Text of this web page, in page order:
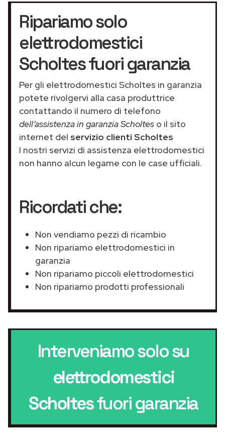
Ripariamo solo
elettrodomestici
Scholtes fuori garanzia
Per gli elettrodomestici Scholtes in garanzia
potete rivolgervi alla casa produttrice
contattando il numero di telefono
dell’assistenza in garanzia Scholtes o il sito
internet del servizio clienti Scholtes
I nostri servizi di assistenza elettrodomestici
non hanno alcun legame con le case ufficiali.
Ricordati che:
Non vendiamo pezzi di ricambio
Non ripariamo elettrodomestici in
garanzia
Non ripariamo piccoli elettrodomestici
Non ripariamo prodotti professionali
Interveniamo solo su
elettrodomestici
Scholtesfuori garanzia